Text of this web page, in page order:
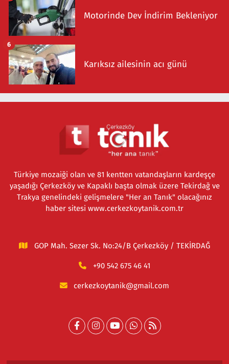
Motorinde Dev İndirim Bekleniyor
Karıksız ailesinin acı günü
6
Türkiye mozaiği olan ve 81 kentten vatandaşların kardeşçe
yaşadığı Çerkezköy ve Kapaklı başta olmak üzere Tekirdağ ve
Trakya genelindeki gelişmelere "Her an Tanık" olacağınız
haber sitesi www.cerkezkoytanik.com.tr
GOP Mah. Sezer Sk. No:24/B Çerkezköy / TEKİRDAĞ
+90 542 675 46 41
cerkezkoytanik@gmail.com